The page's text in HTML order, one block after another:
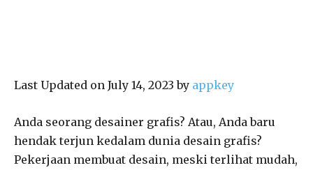
Last Updated on July 14, 2023 by appkey
Anda seorang desainer grafis? Atau, Anda baru
hendak terjun kedalam dunia desain grafis?
Pekerjaan membuat desain, meski terlihat mudah,